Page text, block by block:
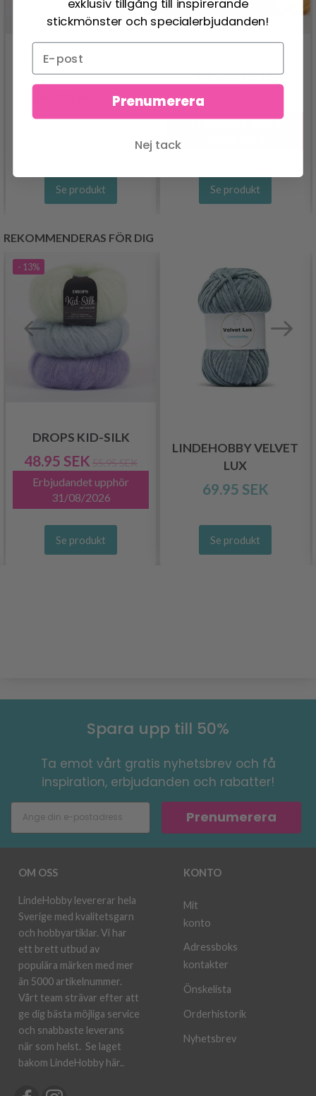
DROPS MUSKAT
24.95 SEK
Se produkt
DROPS LIMA
24.95 SEK
Erbjudandet upphör
Se produkt
REKOMMENDERAS FÖR DIG
- 13%
DROPS KID-SILK
48.95 SEK 55.95 SEK
Erbjudandet upphör
31/08/2026
Se produkt
LINDEHOBBY VELVET
LUX
69.95 SEK
Se produkt
Spara upp till 50%
Ta emot vårt gratis nyhetsbrev och få
inspiration, erbjudanden och rabatter!
Prenumerera
OM OSS
LindeHobby levererar hela
Sverige med kvalitetsgarn
och hobbyartiklar. Vi har
ett brett utbud av
populära märken med mer
än 5000 artikelnummer.
Vårt team strävar efter att
ge dig bästa möjliga service
och snabbaste leverans
när som helst. Se laget
bakom LindeHobby här..
KONTO
Mit
konto
Adressboks
kontakter
Önskelista
Orderhistorik
Nyhetsbrev
exklusiv tillgång till inspirerande
stickmönster och specialerbjudanden!
Prenumerera
Nej tack